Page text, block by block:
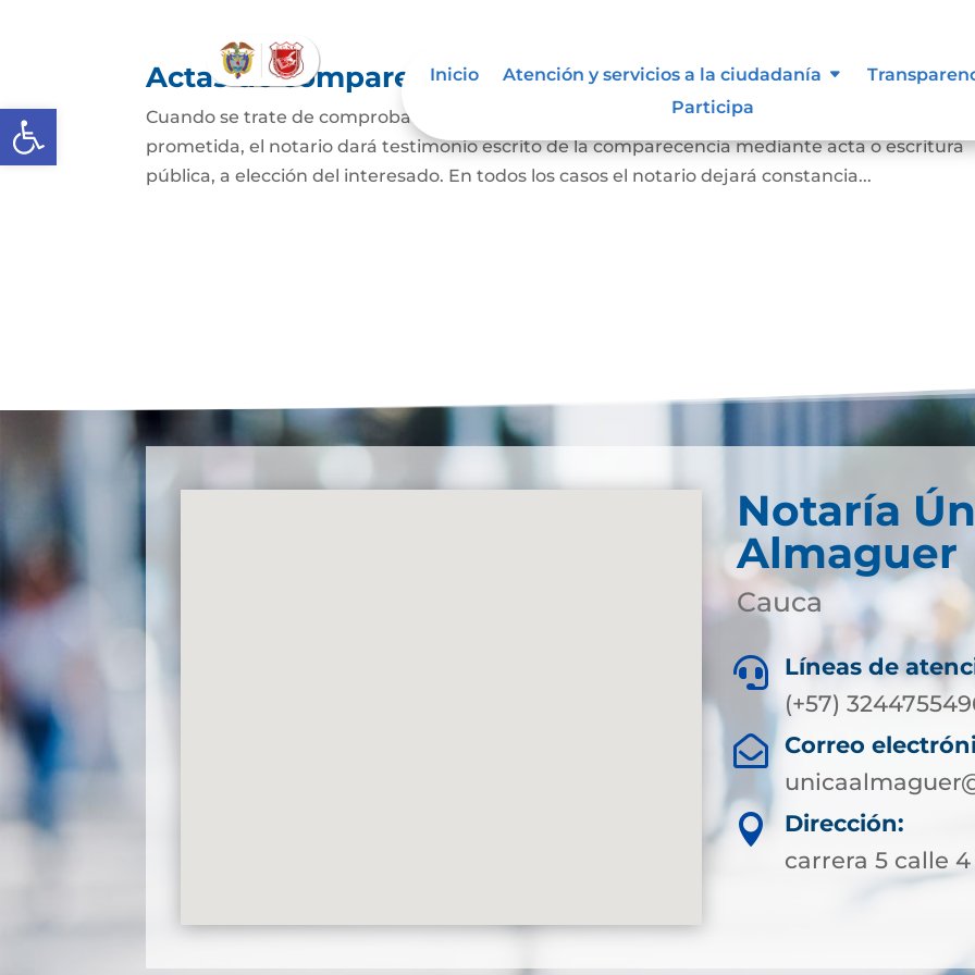
Abrir barra de herramientas
Inicio Atención y servicios a la ciudadanía
Participa
Actas de comparecencia para otorgar escritura pública
Cuando se trate de comprobar que una persona concurrió a la notaría a otorgar una escritura
prometida, el notario dará testimonio escrito de la comparecencia mediante acta o escritura
pública, a elección del interesado. En todos los casos el notario dejará constancia...
Notaría
Almaguer
Cauca

Líneas de
(+57)

Correo

Dirección:
carrera 5 calle